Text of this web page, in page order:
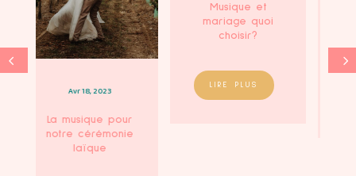
Musique et
mariage quoi
choisir?
8 bonnes raisons
de prendre une
wedding
LIRE PLUS